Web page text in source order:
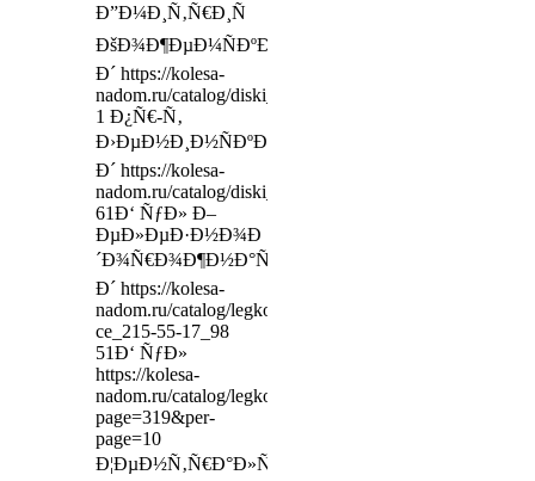
Ð”Ð¼Ð¸Ñ‚Ñ€Ð¸Ñ
ÐšÐ¾Ð¶ÐµÐ¼ÑÐºÐ¸Ð½Ð°,
Ð´ https://kolesa-
nadom.ru/catalog/diski_legkovy/model/288501/_-
1 Ð¿Ñ€-Ñ‚
Ð›ÐµÐ½Ð¸Ð½ÑÐºÐ¸Ð¹,
Ð´ https://kolesa-
nadom.ru/catalog/diski_legkovy/model/356792/
61Ð‘ ÑƒÐ» Ð–
ÐµÐ»ÐµÐ·Ð½Ð¾Ð
´Ð¾Ñ€Ð¾Ð¶Ð½Ð°Ñ,
Ð´ https://kolesa-
nadom.ru/catalog/legkovie_shiny/model/115461/irelli_-
ce_215-55-17_98
51Ð‘ ÑƒÐ»
https://kolesa-
nadom.ru/catalog/legkovie_shiny/car?
page=319&per-
page=10
Ð¦ÐµÐ½Ñ‚Ñ€Ð°Ð»ÑŒÐ½Ð°Ñ,